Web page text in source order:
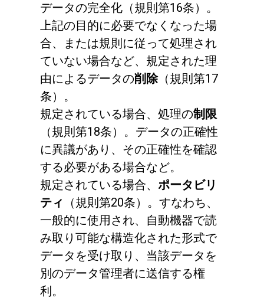
データの完全化（規則第16条）。
上記の目的に必要でなくなった場
合、または規則に従って処理され
ていない場合など、規定された理
由によるデータの削除（規則第17
条）。
規定されている場合、処理の制限
（規則第18条）。データの正確性
に異議があり、その正確性を確認
する必要がある場合など。
規定されている場合、 ポータビリ
ティ
（規則第20条）。すなわち、
一般的に使用され、自動機器で読
み取り可能な構造化された形式で
データを受け取り、当該データを
別のデータ管理者に送信する権
利。